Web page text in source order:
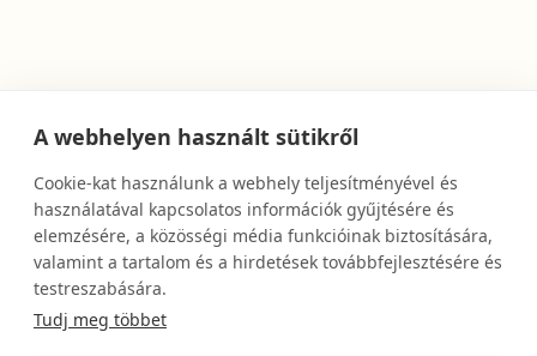
A webhelyen használt sütikről
Cookie-kat használunk a webhely teljesítményével és
használatával kapcsolatos információk gyűjtésére és
elemzésére, a közösségi média funkcióinak biztosítására,
valamint a tartalom és a hirdetések továbbfejlesztésére és
testreszabására.
Tudj meg többet